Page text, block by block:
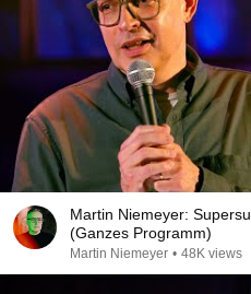
Martin Niemeyer:
(Ganzes Programm)
Martin Niemeyer • 48K views